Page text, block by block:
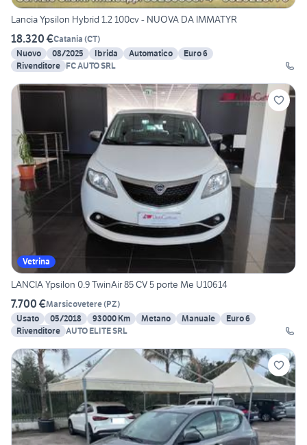
Lancia Ypsilon Hybrid 1.2 100cv - NUOVA DA IMMATYR
18.320 €Catania (CT)
Nuovo
08/2025 Ibrida Automatico
Euro 6
Rivenditore FC AUTO SRL
Vetrina
LANCIA Ypsilon 0.9 TwinAir 85 CV 5 porte Me U10614
7.700 €Marsicovetere(PZ)
Usato
05/2018 93000 Km Metano Manuale
Euro 6
Rivenditore AUTO ELITE SRL